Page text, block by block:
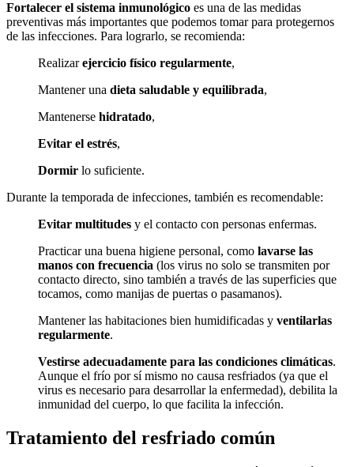
Fortalecer el sistema inmunológico es una de las medidas
preventivas más importantes que podemos tomar para protegernos
de las infecciones. Para lograrlo, se recomienda:
Realizarejercicio físico regularmente,
Mantener una dieta saludable y equilibrada,
Mantenerse hidratado,
Evitar el estrés,
Dormir lo suficiente.
Durante la temporada de infecciones, también es recomendable:
Evitar multitudes y el contacto con personas enfermas.
Practicar una buena higiene personal, como lavarse las
manos con frecuencia (los virus no solo se transmiten por
contacto directo, sino también a través de las superficies que
tocamos, como manijas de puertas o pasamanos).
Mantener las habitaciones bien humidificadas y ventilarlas
regularmente.
Vestirse adecuadamente para las condiciones climáticas.
Aunque el frío por sí mismo no causa resfriados (ya que el
virus es necesario para desarrollar la enfermedad), debilita la
inmunidad del cuerpo, lo que facilita la infección.
Tratamiento del resfriado común